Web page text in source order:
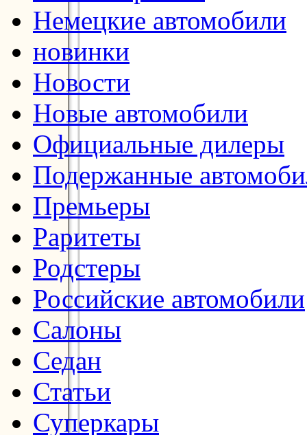
Немецкие автомобили
новинки
Новости
Новые автомобили
Официальные дилеры
Подержанные
Премьеры
Раритеты
Родстеры
Российские автомобили
Салоны
Седан
Статьи
Суперкары